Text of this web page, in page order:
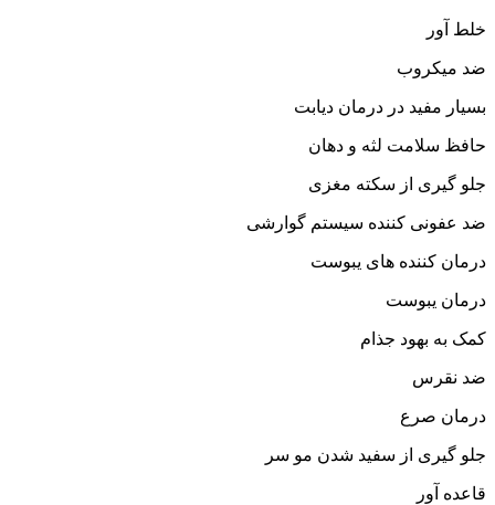
خلط آور
ضد میکروب
بسیار مفید در درمان دیابت
حافظ سلامت لثه و دهان
جلو گیری از سکته مغزی
ضد عفونی کننده سیستم گوارشی
درمان کننده های یبوست
درمان یبوست
کمک به بهود جذام
ضد نقرس
درمان صرع
جلو گیری از سفید شدن مو سر
قاعده آور